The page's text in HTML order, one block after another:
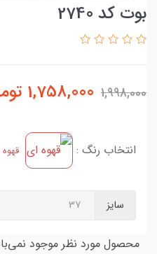
بوت کد 2740
1,998,000
1,758,000
انتخاب رنگ :
سایز
محصول مورد نظر موجود